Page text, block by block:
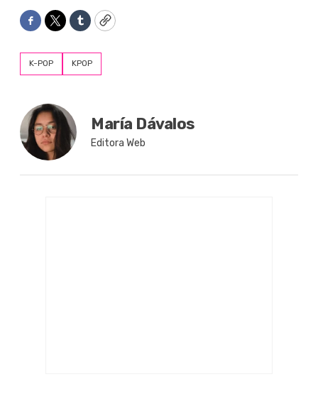
Facebook
TwitterTumblrCopy
K-POP KPOP
María Dávalos
Editora Web